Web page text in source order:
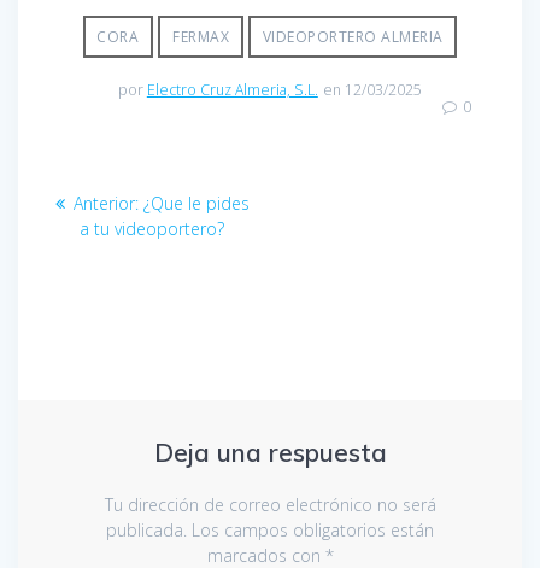
CORA FERMAX VIDEOPORTERO ALMERIA
por Electro Cruz Almeria, S.L. en 12/03/2025
0
Anterior: ¿Que le pides
a tu videoportero?
Deja una respuesta
Tu dirección de correo electrónico no será
publicada. Los campos obligatorios están
marcados con *